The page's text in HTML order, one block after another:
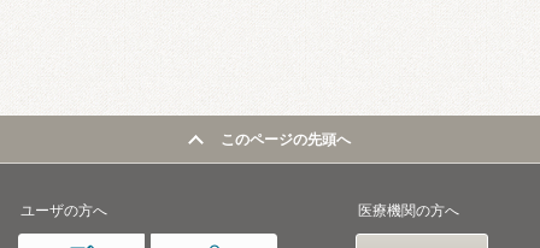
このページの先頭へ
ユーザの方へ 医療機関の方へ